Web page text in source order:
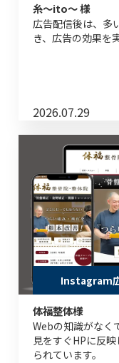
糸～ito～ 様
広告配信後は、多
き、広告の効果を
2026.07.29
Instagram
体福整体様
Webの知識がなく
見をすぐHPに反
られています。